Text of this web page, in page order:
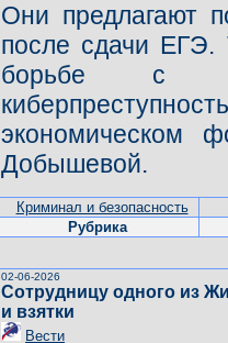
Они предлагают
после сдачи
борьбе с
экономическом
Добышевой.
Криминал и безопасность
Рубрика
02-06-2026
Сотрудницу одного из
и взятки
Вести